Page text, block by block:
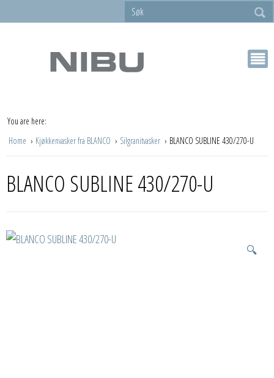
You are here:
Home
Kjøkkenvasker fra BLANCO Silgranitvasker BLANCO SUBLINE 430/270-U
BLANCO SUBLINE 430/270-U
🔍